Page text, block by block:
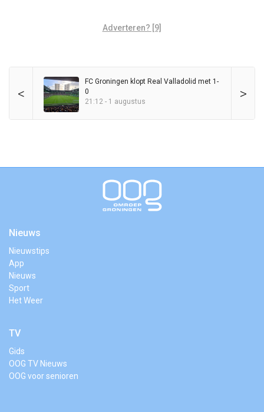
Adverteren? [9]
< >
FC Groningen klopt Real Valladolid met 1-
0
21:12 - 1 augustus
Nieuws
Nieuwstips
App
Nieuws
Sport
Het Weer
TV
Gids
OOG TV Nieuws
OOG voor senioren